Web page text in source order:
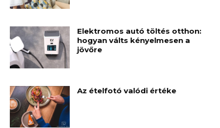
Elektromos autó töltés otthon:
hogyan válts kényelmesen a
jövőre
Az ételfotó valódi értéke